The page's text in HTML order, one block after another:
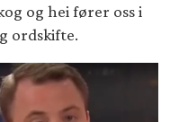
og hei fører oss i
ordskifte.